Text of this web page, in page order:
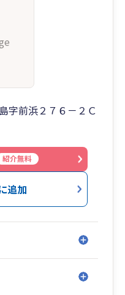
字前浜２７６－２Ｃ
紹介無料
追加